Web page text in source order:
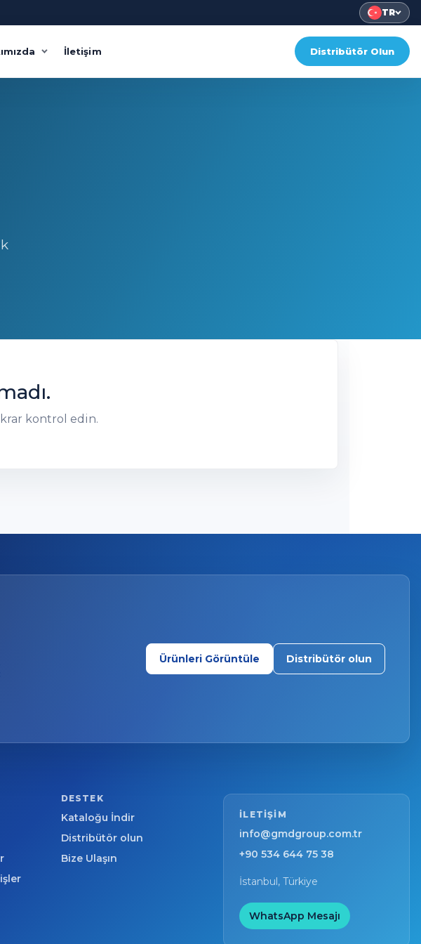
TR
İletişim Distribütör Olun
kontrol edin.
Ürünleri Görüntüle Distribütör olun
DESTEK
Kataloğu İndir
Distribütör olun
Bize Ulaşın
ILETIŞIM
info@gmdgroup.com.tr
+90 534 644 75 38
İstanbul, Türkiye
WhatsApp Mesajı